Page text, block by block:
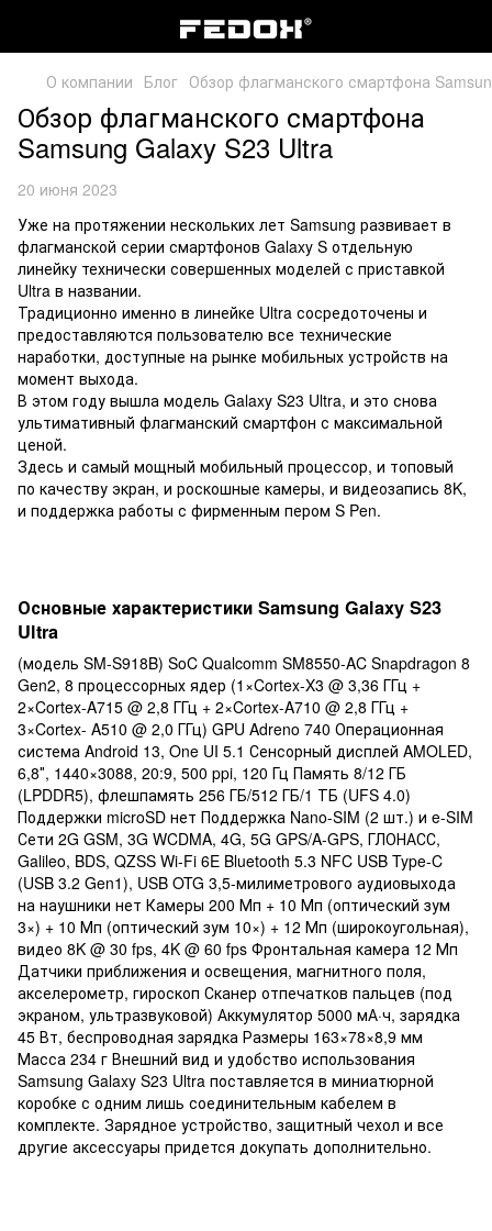
О компании Блог Обзор флагманского смартфона
Обзор флагманского смартфона
Samsung Galaxy S23 Ultra
20 июня 2023
Уже на протяжении нескольких лет Samsung развивает в
флагманской серии смартфонов Galaxy S отдельную
линейку технически совершенных моделей с приставкой
Ultra в названии.
Традиционно именно в линейке Ultra сосредоточены и
предоставляются пользователю все технические
наработки, доступные на рынке мобильных устройств на
момент выхода.
В этом году вышла модель Galaxy S23 Ultra, и это снова
ультимативный флагманский смартфон с максимальной
ценой.
Здесь и самый мощный мобильный процессор, и топовый
по качеству экран, и роскошные камеры, и видеозапись 8K,
и поддержка работы с фирменным пером S Pen.
Основные характеристики Samsung Galaxy S23
Ultra
(модель SM-S918B) SoC Qualcomm SM8550-AC Snapdragon 8
Gen2, 8 процессорных ядер (1×Cortex-X3 @ 3,36 ГГц +
2×Cortex-A715 @ 2,8 ГГц + 2×Cortex-A710 @ 2,8 ГГц +
3×Cortex- A510 @ 2,0 ГГц) GPU Adreno 740 Операционная
система Android 13, One UI 5.1 Сенсорный дисплей AMOLED,
6,8″, 1440×3088, 20:9, 500 ppi, 120 Гц Память 8/12 ГБ
(LPDDR5), флешпамять 256 ГБ/512 ГБ/1 ТБ (UFS 4.0)
Поддержки microSD нет Поддержка Nano-SIM (2 шт.) и e-SIM
Сети 2G GSM, 3G WCDMA, 4G, 5G GPS/A-GPS, ГЛОНАСС,
Galileo, BDS, QZSS Wi-Fi 6E Bluetooth 5.3 NFC USB Type-C
(USB 3.2 Gen1), USB OTG 3,5-милиметрового аудиовыхода
на наушники нет Камеры 200 Мп + 10 Мп (оптический зум
3×) + 10 Мп (оптический зум 10×) + 12 Мп (широкоугольная),
видео 8K @ 30 fps, 4K @ 60 fps Фронтальная камера 12 Мп
Датчики приближения и освещения, магнитного поля,
акселерометр, гироскоп Сканер отпечатков пальцев (под
экраном, ультразвуковой) Аккумулятор 5000 мА·ч, зарядка
45 Вт, беспроводная зарядка Размеры 163×78×8,9 мм
Масса 234 г Внешний вид и удобство использования
Samsung Galaxy S23 Ultra поставляется в миниатюрной
коробке с одним лишь соединительным кабелем в
комплекте. Зарядное устройство, защитный чехол и все
другие аксессуары придется докупать дополнительно.